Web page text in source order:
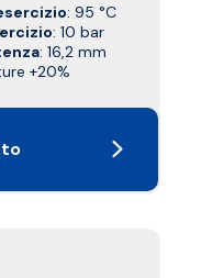
: 95 °C
: 10 bar
: 16,2 mm
+20%